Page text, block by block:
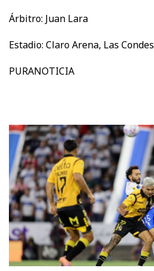
Árbitro: Juan Lara
Estadio: Claro Arena, Las Condes
PURANOTICIA